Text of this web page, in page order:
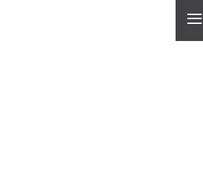
≡